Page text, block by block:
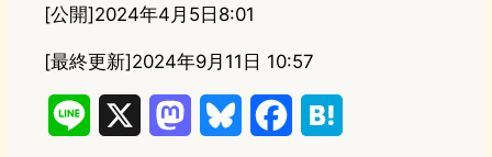
[公開]2024年4月5日8:01
[最終更新]2024年9月11日 10:57